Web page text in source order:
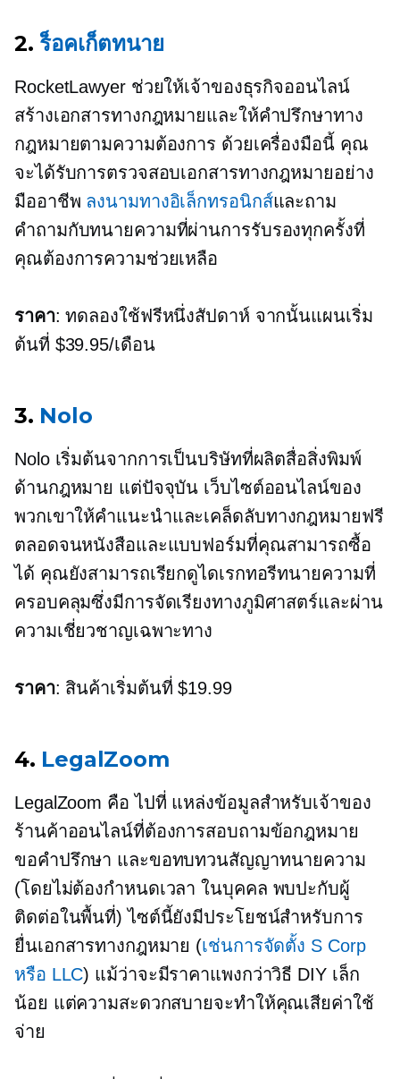
2. ร็อคเก็ตทนาย
RocketLawyer ช่วยให้เจ้าของธุรกิจออนไลน์
สร้างเอกสารทางกฎหมายและให้คำปรึกษาทาง
กฎหมายตามความต้องการ ด้วยเครื่องมือนี้ คุณ
จะได้รับการตรวจสอบเอกสารทางกฎหมายอย่าง
มืออาชีพ ลงนามทางอิเล็กทรอนิกส์และถาม
คำถามกับทนายความที่ผ่านการรับรองทุกครั้งที่
คุณต้องการความช่วยเหลือ
ราคา: ทดลองใช้ฟรีหนึ่งสัปดาห์ จากนั้นแผนเริ่ม
ต้นที่ $39.95/เดือน
3. Nolo
Nolo เริ่มต้นจากการเป็นบริษัทที่ผลิตสื่อสิ่งพิมพ์
ด้านกฎหมาย แต่ปัจจุบัน เว็บไซต์ออนไลน์ของ
พวกเขาให้คำแนะนำและเคล็ดลับทางกฎหมายฟรี
ตลอดจนหนังสือและแบบฟอร์มที่คุณสามารถซื้อ
ได้ คุณยังสามารถเรียกดูไดเรกทอรีทนายความที่
ครอบคลุมซึ่งมีการจัดเรียงทางภูมิศาสตร์และผ่าน
ความเชี่ยวชาญเฉพาะทาง
ราคา: สินค้าเริ่มต้นที่ $19.99
4. LegalZoom
LegalZoom คือไปที่ แหล่งข้อมูลสำหรับเจ้าของ
ร้านค้าออนไลน์ที่ต้องการสอบถามข้อกฎหมาย
ขอคำปรึกษา และขอทบทวนสัญญาทนายความ
(โดยไม่ต้องกำหนดเวลาในบุคคล พบปะกับผู้
ติดต่อในพื้นที่) ไซต์นี้ยังมีประโยชน์สำหรับการ
ยื่นเอกสารทางกฎหมาย (เช่นการจัดตั้ง S Corp
หรือ LLC) แม้ว่าจะมีราคาแพงกว่าวิธี DIY เล็ก
น้อย แต่ความสะดวกสบายจะทำให้คุณเสียค่าใช้
จ่าย